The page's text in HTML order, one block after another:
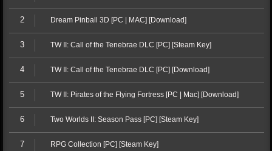
2 Dream Pinball 3D [PC | MAC] [Download]
3 TW II: Call of the Tenebrae DLC [PC] [Steam Key]
4 TW II: Call of the Tenebrae DLC [PC] [Download]
5 TW II: Pirates of the Flying Fortress [PC | Mac] [Download]
6 Two Worlds II: Season Pass [PC] [Steam Key]
7 RPG Collection [PC] [Steam Key]